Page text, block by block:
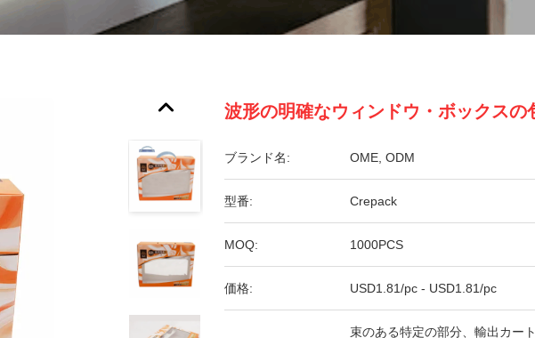
波形の明確なウィンドウ・ボックスの
ブランド名: OME, ODM
型番: Crepack
MOQ: 1000PCS
価格: USD1.81/pc - USD1.81/pc
束のある特定の部分、輸出カー